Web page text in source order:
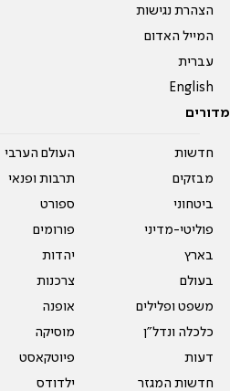
הצהרת נגישות
המייל האדום
עברית
English
מדורים
חדשות
מבזקים
ביטחוני
פוליטי-מדיני
בארץ
בעולם
משפט ופלילים
כלכלה ונדל"ן
דעות
חדשות המגזר
העולם הערבי
תרבות ופנאי
ספורט
פורומים
יהדות
צרכנות
אופנה
מוסיקה
פיוטקאסט
ילדודס